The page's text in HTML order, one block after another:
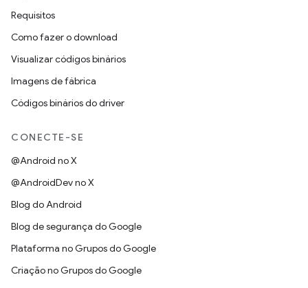
Requisitos
Como fazer o download
Visualizar códigos binários
Imagens de fábrica
Códigos binários do driver
CONECTE-SE
@Android no X
@AndroidDev no X
Blog do Android
Blog de segurança do Google
Plataforma no Grupos do Google
Criação no Grupos do Google